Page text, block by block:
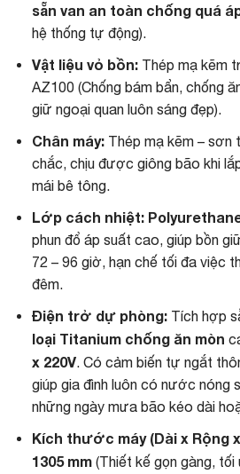
sẵn van an toàn chống quá
hệ thống tự động).
Vật liệu vỏ bồn:Thép mạ kẽm
AZ100 (Chống bám bẩn, chống
giữ ngoại quan luôn sáng đẹp).
Chân máy:Thép mạ kẽm – sơn
chắc, chịu được giông bão khi
mái bê tông.
Lớp cách nhiệt:
phun đổ áp suất cao, giúp bồn
72 – 96 giờ, hạn chế tối đa việc
đêm.
Điện trở dự phòng:Tích hợp
loại Titanium chống ăn mòn
x 220V. Có cảm biến tự ngắt
giúp gia đình luôn có nước nóng
những ngày mưa bão kéo dài
Kích thước máy (Dài x Rộng
1305 mm(Thiết kế gọn gàng, tối